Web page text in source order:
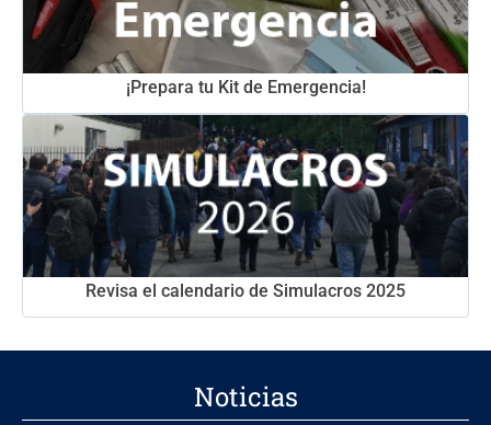
¡Prepara tu Kit de Emergencia!
Revisa el calendario de Simulacros 2025
Noticias